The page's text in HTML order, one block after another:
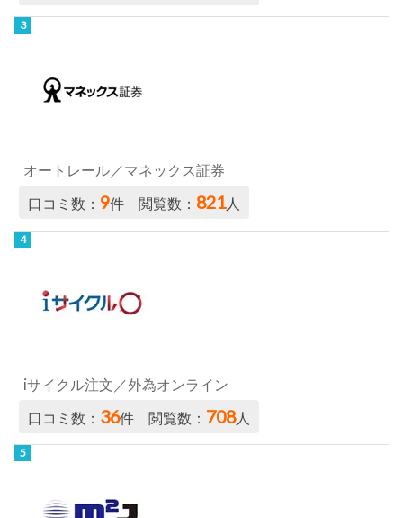
オートレール／マネックス証券
口コミ数： 9件 閲覧数： 821人
iサイクル注文／外為オンライン
口コミ数： 36件 閲覧数： 708人